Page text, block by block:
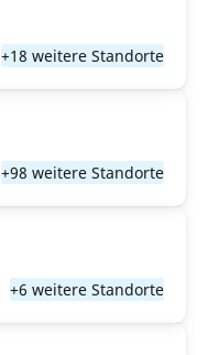
+18 weitere Standorte
+98 weitere Standorte
+6 weitere Standorte